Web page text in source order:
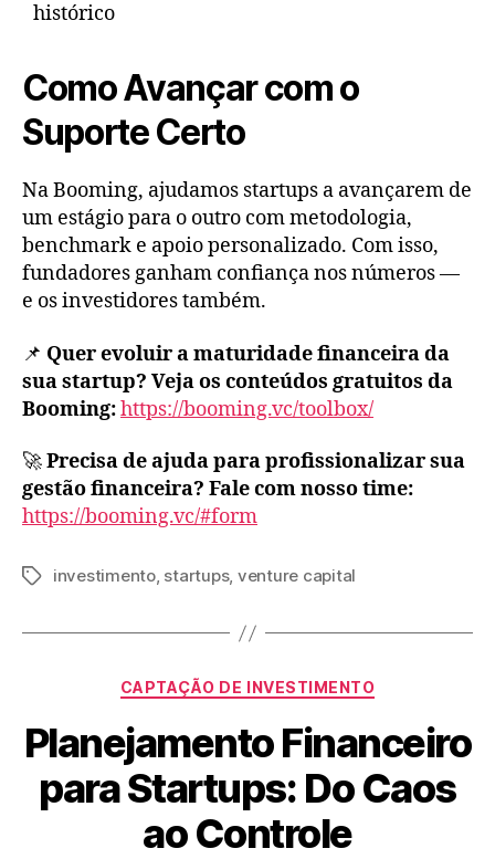
histórico
Como Avançar com o
Suporte Certo
Na Booming, ajudamos startups a avançarem de
um estágio para o outro com metodologia,
benchmark e apoio personalizado. Com isso,
fundadores ganham confiança nos números —
e os investidores também.
📌 Quer evoluir a maturidade financeira da
sua startup? Veja os conteúdos gratuitos da
Booming:https://booming.vc/toolbox/
🚀Precisa de ajuda para profissionalizar sua
gestão financeira? Fale com nosso time:
https://booming.vc/#form
investimento, startups, venture capital
CAPTAÇÃO DE INVESTIMENTO
Planejamento Financeiro
para Startups: Do Caos
ao Controle